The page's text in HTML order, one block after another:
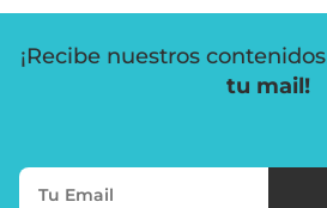
¡Recibe nuestros contenidos
tu mail!